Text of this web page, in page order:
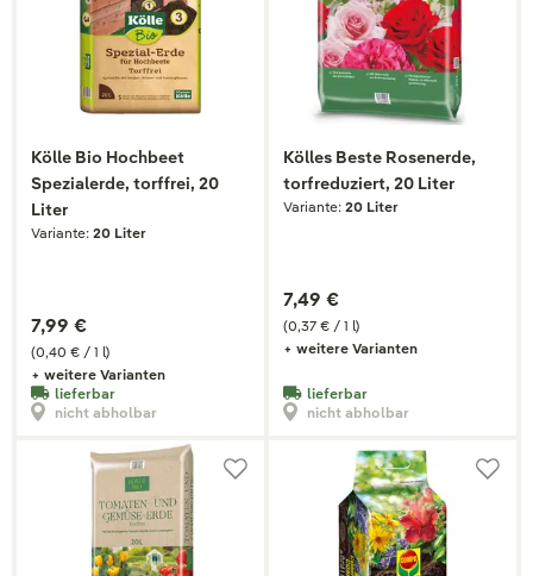
Kölle Bio Hochbeet
Spezialerde, torffrei, 20
Liter
Variante: 20 Liter
(0,40 € / 1 l)
7,99 €
+ weitere Varianten
lieferbar
nicht abholbar
Kölles Beste Rosenerde,
torfreduziert, 20 Liter
Variante: 20 Liter
(0,37 € / 1 l)
7,49 €
+ weitere Varianten
lieferbar
nicht abholbar